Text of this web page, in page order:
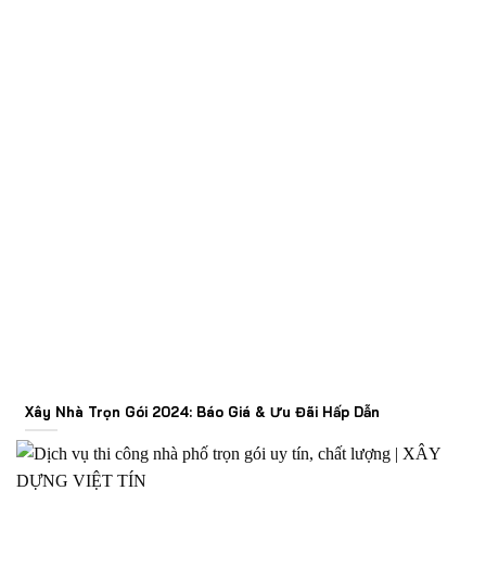
Xây Nhà Trọn Gói 2024: Báo Giá & Ưu Đãi Hấp Dẫn